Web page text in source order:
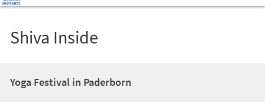
Shiva Inside
Yoga Festival in Paderborn